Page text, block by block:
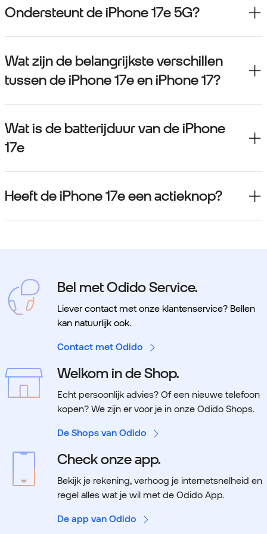
Ondersteunt de iPhone 17e 5G?
Wat zijn de belangrijkste verschillen
tussen de iPhone 17e en iPhone 17?
Wat is de batterijduur van de iPhone
17e
Heeft de iPhone 17e een actieknop?
Bel met Odido Service.
Liever contact met onze klantenservice? Bellen
kan natuurlijk ook.
Contact met Odido
Welkom in de Shop.
Echt persoonlijk advies? Of een nieuwe telefoon
kopen? We zijn er voor je in onze Odido Shops.
De Shops van Odido
Check onze app.
Bekijk je rekening, verhoog je internetsnelheid en
regel alles wat je wil met de Odido App.
De app van Odido